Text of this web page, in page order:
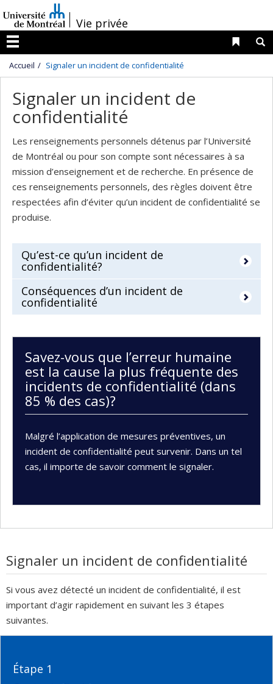
au
contenu
/
Vie privée
Menu
Liens
Accueil Signaler un incident de confidentialité
Signaler un incident de
confidentialité
Les renseignements personnels détenus par l’Université
de Montréal ou pour son compte sont nécessaires à sa
mission d’enseignement et de recherche. En présence de
ces renseignements personnels, des règles doivent être
respectées afin d’éviter qu’un incident de confidentialité se
produise.
Qu’est-ce qu’un incident de
confidentialité?
Conséquences d’un incident de
confidentialité
Savez-vous que l’erreur humaine
est la cause la plus fréquente des
incidents de confidentialité (dans
85 % des cas)?
Malgré l’application de mesures préventives, un
incident de confidentialité peut survenir. Dans un tel
cas, il importe de savoir comment le signaler.
Signaler un incident de confidentialité
Si vous avez détecté un incident de confidentialité, il est
important d’agir rapidement en suivant les 3 étapes
suivantes.
Étape 1